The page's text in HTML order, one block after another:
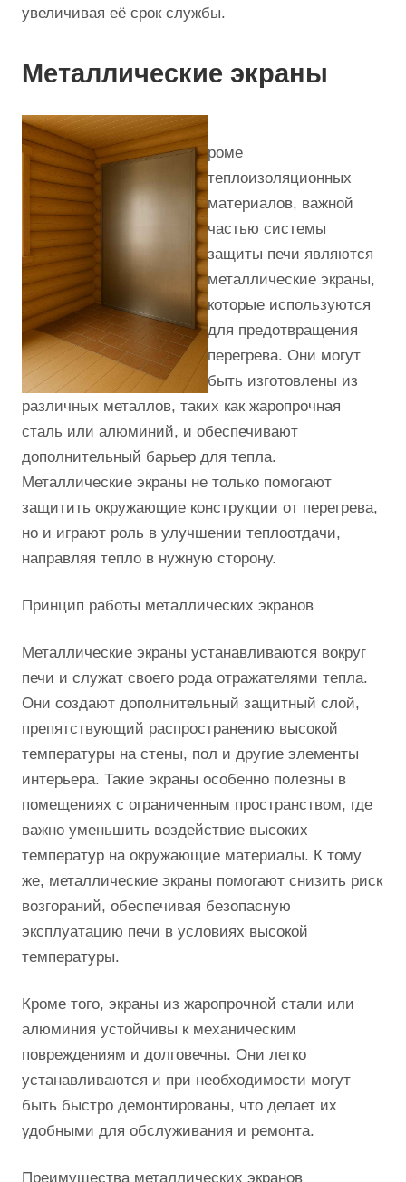
увеличивая её срок службы.
Металлические экраны
роме
теплоизоляционных
материалов, важной
частью системы
защиты печи являются
металлические экраны,
которые используются
для предотвращения
перегрева. Они могут
быть изготовлены из
различных металлов, таких как жаропрочная
сталь или алюминий, и обеспечивают
дополнительный барьер для тепла.
Металлические экраны не только помогают
защитить окружающие конструкции от перегрева,
но и играют роль в улучшении теплоотдачи,
направляя тепло в нужную сторону.
Принцип работы металлических экранов
Металлические экраны устанавливаются вокруг
печи и служат своего рода отражателями тепла.
Они создают дополнительный защитный слой,
препятствующий распространению высокой
температуры на стены, пол и другие элементы
интерьера. Такие экраны особенно полезны в
помещениях с ограниченным пространством, где
важно уменьшить воздействие высоких
температур на окружающие материалы. К тому
же, металлические экраны помогают снизить риск
возгораний, обеспечивая безопасную
эксплуатацию печи в условиях высокой
температуры.
Кроме того, экраны из жаропрочной стали или
алюминия устойчивы к механическим
повреждениям и долговечны. Они легко
устанавливаются и при необходимости могут
быть быстро демонтированы, что делает их
удобными для обслуживания и ремонта.
Преимущества металлических экранов